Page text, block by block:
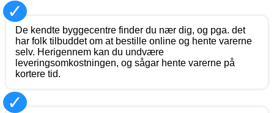
✓
De kendte byggecentre finder du nær dig, og pga. det
har folk tilbuddet om at bestille online og hente varerne
selv. Herigennem kan du undvære
leveringsomkostningen, og sågar hente varerne på
kortere tid.
✓